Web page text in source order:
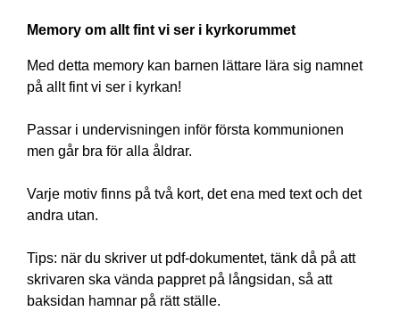
Memory om allt fint vi ser i kyrkorummet
Med detta memory kan barnen lättare lära sig namnet
på allt fint vi ser i kyrkan!
Passar i undervisningen inför första kommunionen
men går bra för alla åldrar.
Varje motiv finns på två kort, det ena med text och det
andra utan.
Tips: när du skriver ut pdf-dokumentet, tänk då på att
skrivaren ska vända pappret på långsidan, så att
baksidan hamnar på rätt ställe.